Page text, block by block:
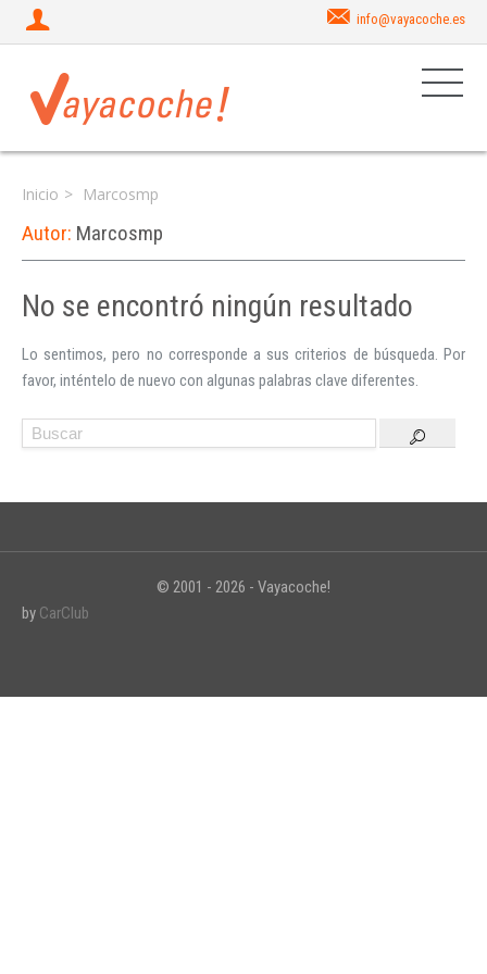
Iniciar sesión
INICIAR SESIÓN
info@vayacoche.es
Inicio Marcosmp
Autor: Marcosmp
No se encontró ningún resultado
Lo sentimos, pero no corresponde a sus criterios de búsqueda. Por
favor, inténtelo de nuevo con algunas palabras clave diferentes.
© 2001 - 2026 - Vayacoche!
by CarClub